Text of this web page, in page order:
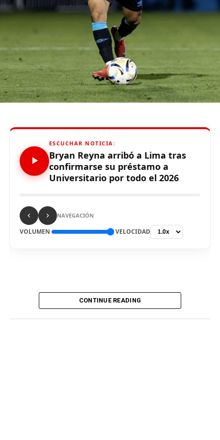
tiempo qu
hizo”,enfatizó el técnico.
De otro lado, se reportó que supuestos hinchas de
Sporting Cristal realizaron pintas y ciertos daños en los
alrededores del Estadio Alejandro Villanueva – Matute,
durante el partido ante Carabobo por Copa Libertadores
2026. Con este panorama, se abre la posibilidad de que
Alianza Lima no preste nuevamente el recinto deportivo
a los celestes, por lo que se abre una nueva posibilidad
Comparte esto:
ESCUCHAR NOTICIA:
Bryan Reyna arribó a Lima tras
confirmarse su préstamo a
Universitario por todo el 2026
NAVEGACIÓN
VOLUMEN VELOCIDAD
CONTINUE READING